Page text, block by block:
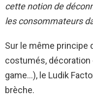
cette notion de
les consommateurs
Sur le même principe
costumés, décoration
game…), le Ludik
brèche.